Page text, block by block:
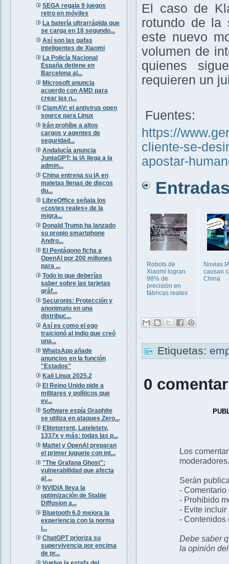
SEGA regala 9 juegos
retro en móviles
La batería ultrarrápida que
se carga en 18 segundo...
Así son las gafas
inteligentes de Xiaomi
La Policía Nacional
España detiene en
Barcelona al...
Microsoft anuncia
acuerdo con AMD para
crear las n...
ClamAV: el antivirus open
source para Linux
Irán prohíbe a altos
cargos y agentes de
seguridad...
Andalucía anuncia
JuntaGPT: la IA llega a la
admin...
China entrena su IA en
maletas llenas de discos
du...
LibreOffice señala los
«costes reales» de la
migra...
Donald Trump ha lanzado
su propio smartphone
Andro...
El Pentágono ficha a
OpenAI por 200 millones
para ...
Todo lo que deberías
saber sobre las tarjetas
gráf...
Securonis: Protección y
anonimato en una
distribuc...
Así es como el ego
traicionó al indio que creó
una...
WhatsApp añade
anuncios en la función
"Estados"
Kali Linux 2025.2
El Reino Unido pide a
militares y políticos que
ev...
Software espía Graphite
se utiliza en ataques Zero...
Elitetorrent, Lateletetv,
1337x y más: todas las p...
Mattel y OpenAI preparan
el primer juguete con int...
"The Grafana Ghost":
vulnerabilidad que afecta
al ...
NVIDIA lleva la
optimización de Stable
Diffusion a...
Bluetooth 6.0 mejora la
experiencia con la norma
i...
ChatGPT prioriza su
supervivencia por encima
de pr...
El caso de
rotundo de la
este nuevo
volumen de
quienes
requieren un
Fuentes:
https://
cliente-se-
apostar-
Entradas
Robots de
Xiaomi logran
98% de
precisión en
fábricas reales
Novias IA
causan
China
Etiquetas:
0
Los
moderadores.
Serán
- Comentario
- Prohibido
- Evite incluir
- Contenidos
Debe saber
la opinión